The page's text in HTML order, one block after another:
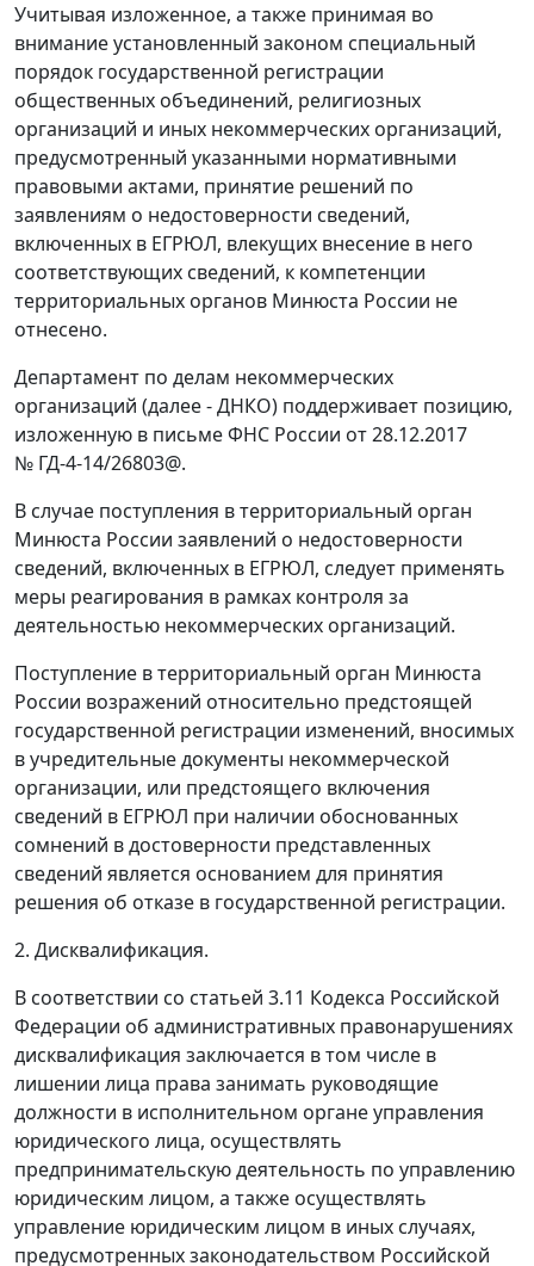
Учитывая изложенное, а также принимая во
внимание установленный законом специальный
порядок государственной регистрации
общественных объединений, религиозных
организаций и иных некоммерческих организаций,
предусмотренный указанными нормативными
правовыми актами, принятие решений по
заявлениям о недостоверности сведений,
включенных в ЕГРЮЛ, влекущих внесение в него
соответствующих сведений, к компетенции
территориальных органов Минюста России не
отнесено.
Департамент по делам некоммерческих
организаций (далее - ДНКО) поддерживает позицию,
изложенную в письме ФНС России от 28.12.2017
№ ГД-4-14/26803@.
В случае поступления в территориальный орган
Минюста России заявлений о недостоверности
сведений, включенных в ЕГРЮЛ, следует применять
меры реагирования в рамках контроля за
деятельностью некоммерческих организаций.
Поступление в территориальный орган Минюста
России возражений относительно предстоящей
государственной регистрации изменений, вносимых
в учредительные документы некоммерческой
организации, или предстоящего включения
сведений в ЕГРЮЛ при наличии обоснованных
сомнений в достоверности представленных
сведений является основанием для принятия
решения об отказе в государственной регистрации.
2. Дисквалификация.
В соответствии со статьей 3.11 Кодекса Российской
Федерации об административных правонарушениях
дисквалификация заключается в том числе в
лишении лица права занимать руководящие
должности в исполнительном органе управления
юридического лица, осуществлять
предпринимательскую деятельность по управлению
юридическим лицом, а также осуществлять
управление юридическим лицом в иных случаях,
предусмотренных законодательством Российской